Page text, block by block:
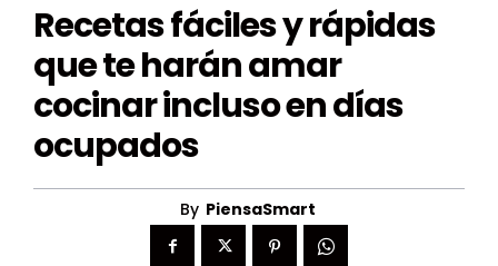
Recetas fáciles y rápidas
que te harán amar
cocinar incluso en días
ocupados
By PiensaSmart